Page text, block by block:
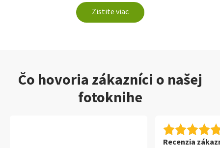
Zistite viac
Čo hovoria zákazníci o našej
fotoknihe
Recenzia